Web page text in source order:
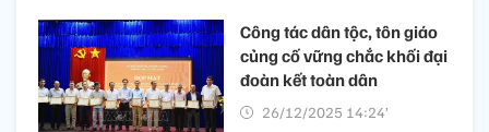
Công tác dân tộc, tôn giáo
củng cố vững chắc khối đại
đoàn kết toàn dân
26/12/2025 14:24’